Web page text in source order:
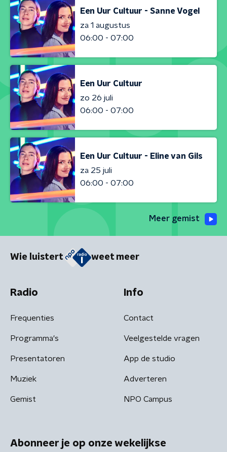
Een Uur Cultuur - Sanne Vogel
za 1 augustus
06:00 - 07:00
Een Uur Cultuur
zo 26 juli
06:00 - 07:00
Een Uur Cultuur - Eline van Gils
za 25 juli
06:00 - 07:00
Meer gemist
Wie luistert weet meer
Radio
Frequenties
Programma's
Presentatoren
Muziek
Gemist
Info
Contact
Veelgestelde vragen
App de studio
Adverteren
NPO Campus
Abonneer je op onze wekelijkse